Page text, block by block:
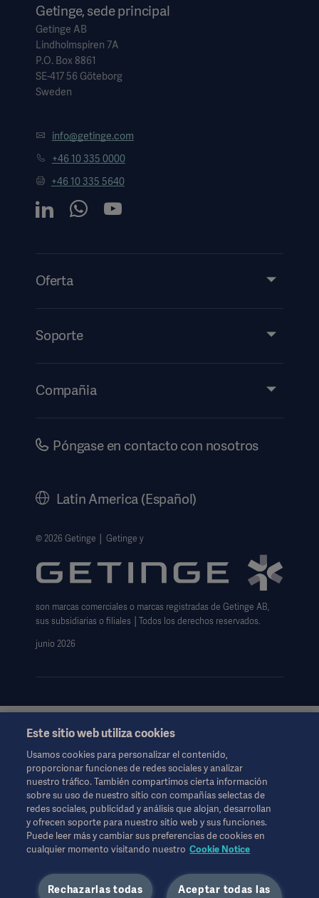
Getinge, sede principal
Getinge AB
Lindholmspiren 7A
P.O. Box 8861
SE-417 56 Göteborg
Sweden
info@getinge.com
+46 10 335 0000
+46 10 335 5640
Oferta
Servicios
Soporte
Eventos
Compañia
Carreras
Política de privacidad del sitio web
Exención de responsabilidad de uso del sitio web
Aviso sobre las cookies
Formulario de solicitud de datos
Póngase en contacto con nosotros
Latin America (Español)
© 2026 Getinge │ Getinge y
son marcas comerciales o marcas registradas de Getinge AB,
sus subsidiarias o filiales │Todos los derechos reservados.
junio 2026
Esta información está dirigida exclusivamente a profesionales
de la salud u otras audiencias profesionales y son sólo para
fines informativos, no es exhaustiva y por lo tanto no debe ser
invocado como un reemplazo de las instrucciones de uso,
manual de servicio o consejo médico.
Getinge no se responsabiliza de ninguna acción u omisión de
ninguna parte basada en este material, y la confianza depositada
en él es responsabilidad exclusiva del usuario.
Cualquier terapia, solución o producto mencionado podría no
puede copiarse ni utilizarse, total o parcialmente, sin el permiso
por escrito de Getinge.
Este sitio web utiliza cookies
Usamos cookies para personalizar el contenido,
proporcionar funciones de redes sociales y analizar
nuestro tráfico. También compartimos cierta información
sobre su uso de nuestro sitio con compañías selectas de
redes sociales, publicidad y análisis que alojan, desarrollan
y ofrecen soporte para nuestro sitio web y sus funciones.
Puede leer más y cambiar sus preferencias de cookies en
cualquier momento visitando nuestro Cookie Notice
Aceptar todas las
Rechazarlas todas